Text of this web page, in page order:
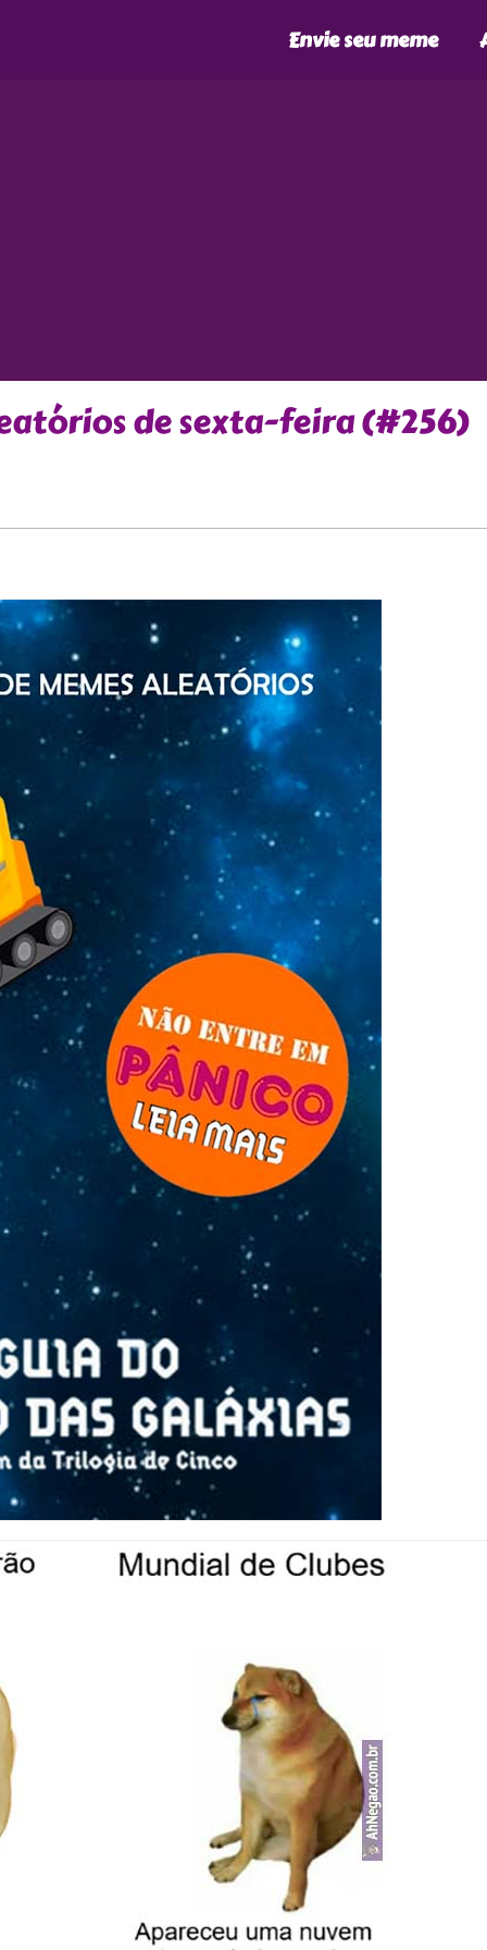
Envie seu meme
de sexta-feira (#256)